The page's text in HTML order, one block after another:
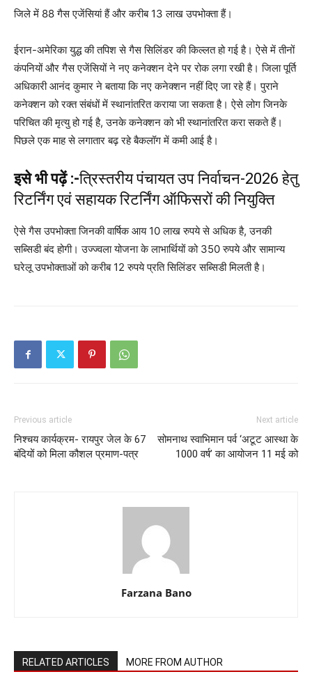
जिले में 88 गैस एजेंसियां हैं और करीब 13 लाख उपभोक्ता हैं।
ईरान-अमेरिका युद्ध की तपिश से गैस सिलिंडर की किल्लत हो गई है। ऐसे में तीनों
कंपनियों और गैस एजेंसियों ने नए कनेक्शन देने पर रोक लगा रखी है। जिला पूर्ति
अधिकारी आनंद कुमार ने बताया कि नए कनेक्शन नहीं दिए जा रहे हैं। पुराने
कनेक्शन को रक्त संबंधों में स्थानांतरित कराया जा सकता है। ऐसे लोग जिनके
परिचित की मृत्यु हो गई है, उनके कनेक्शन को भी स्थानांतरित करा सकते हैं।
पिछले एक माह से लगातार बढ़ रहे बैकलॉग में कमी आई है।
इसे भी पढ़ें :-त्रिस्तरीय पंचायत उप निर्वाचन-2026 हेतु
रिटर्निंग एवं सहायक रिटर्निंग ऑफिसरों की नियुक्ति
ऐसे गैस उपभोक्ता जिनकी वार्षिक आय 10 लाख रुपये से अधिक है, उनकी
सब्सिडी बंद होगी। उज्ज्वला योजना के लाभार्थियों को 350 रुपये और सामान्य
घरेलू उपभोक्ताओं को करीब 12 रुपये प्रति सिलिंडर सब्सिडी मिलती है।
Previous article
निश्चय कार्यक्रम- रायपुर जेल के 67
बंदियों को मिला कौशल प्रमाण-पत्र
Next article
सोमनाथ स्वाभिमान पर्व ‘अटूट आस्था के
1000 वर्ष’ का आयोजन 11 मई को
Farzana Bano
RELATED ARTICLES MORE FROM AUTHOR